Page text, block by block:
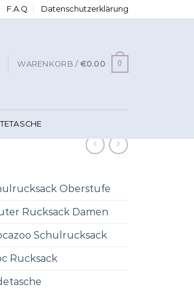
F.A.Q Datenschutzerklärung
WARENKORB / €0.00 0
Oberstufe
Rucksack Damen
Schulrucksack
Rucksack